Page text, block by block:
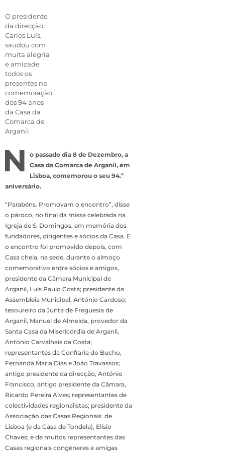
O presidente
da direcção,
Carlos Luís,
saudou com
muita alegria
e amizade
todos os
presentes na
comemoração
dos 94 anos
da Casa da
Comarca de
Arganil
N
o passado dia 8 de Dezembro, a
Casa da Comarca de Arganil, em
Lisboa, comemorou o seu 94.º
aniversário.
“Parabéns. Promovam o encontro”, disse
o pároco, no final da missa celebrada na
Igreja de S. Domingos, em memória dos
fundadores, dirigentes e sócios da Casa. E
o encontro foi promovido depois, com
Casa cheia, na sede, durante o almoço
comemorativo entre sócios e amigos,
presidente da Câmara Municipal de
Arganil, Luís Paulo Costa; presidente da
Assembleia Municipal, António Cardoso;
tesoureiro da Junta de Freguesia de
Arganil, Manuel de Almeida, provedor da
Santa Casa da Misericórdia de Arganil,
António Carvalhais da Costa;
representantes da Confraria do Bucho,
Fernanda Maria Dias e João Travassos;
antigo presidente da direcção, António
Francisco; antigo presidente da Câmara,
Ricardo Pereira Alves; representantes de
colectividades regionalistas; presidente da
Associação das Casas Regionais de
Lisboa (e da Casa de Tondela), Elísio
Chaves; e de muitos representantes das
Casas regionais congéneres e amigas